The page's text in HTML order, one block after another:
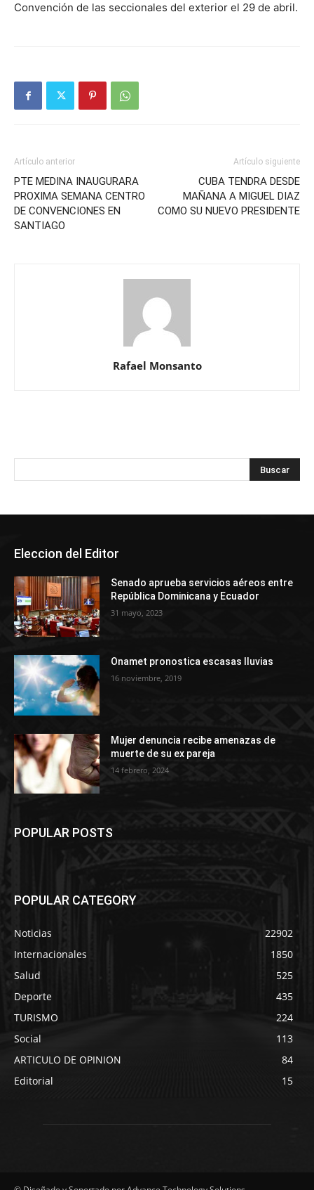
Convención de las seccionales del exterior el 29 de abril.
Artículo anterior
PTE MEDINA INAUGURARA
PROXIMA SEMANA CENTRO
DE CONVENCIONES EN
SANTIAGO
Artículo siguiente
CUBA TENDRA DESDE
MAÑANA A MIGUEL DIAZ
COMO SU NUEVO PRESIDENTE
Rafael Monsanto
Eleccion del Editor
Senado aprueba servicios aéreos entre
República Dominicana y Ecuador
31 mayo, 2023
Onamet pronostica escasas lluvias
16 noviembre, 2019
Mujer denuncia recibe amenazas de
muerte de su ex pareja
14 febrero, 2024
POPULAR POSTS
POPULAR CATEGORY
Noticias
22902
Internacionales
1850
Salud
525
Deporte
435
TURISMO
224
Social
113
ARTICULO DE OPINION
84
Editorial
15